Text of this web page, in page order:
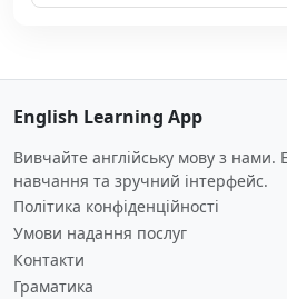
English Learning App
Вивчайте англійську мову з нами.
навчання та зручний інтерфейс.
Політика конфіденційності
Умови надання послуг
Контакти
Граматика